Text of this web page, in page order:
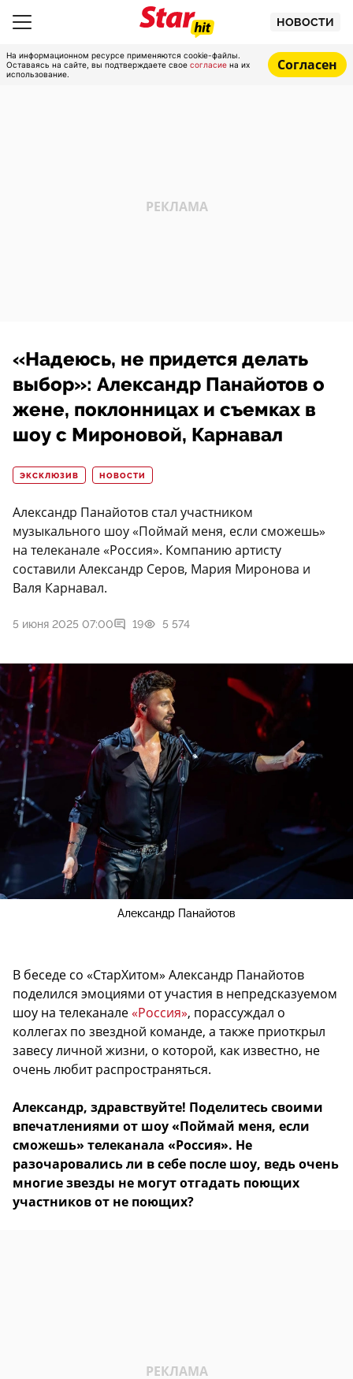
НОВОСТИ
На информационном ресурсе применяются cookie-файлы.
Оставаясь на сайте, вы подтверждаете свое согласие на их
использование.
Согласен
«Надеюсь, не придется делать
выбор»: Александр Панайотов о
жене, поклонницах и съемках в
шоу с Мироновой, Карнавал
ЭКСКЛЮЗИВ НОВОСТИ
Александр Панайотов стал участником
музыкального шоу «Поймай меня, если сможешь»
на телеканале «Россия». Компанию артисту
составили Александр Серов, Мария Миронова и
Валя Карнавал.
5 июня 2025 07:00 19 5 574
Александр Панайотов
В беседе со «СтарХитом» Александр Панайотов
поделился эмоциями от участия в непредсказуемом
шоу на телеканале«Россия», порассуждал о
коллегах по звездной команде, а также приоткрыл
завесу личной жизни, о которой, как известно, не
очень любит распространяться.
Александр, здравствуйте! Поделитесь своими
впечатлениями от шоу «Поймай меня, если
сможешь» телеканала «Россия». Не
разочаровались ли в себе после шоу, ведь очень
многие звезды не могут отгадать поющих
участников от не поющих?